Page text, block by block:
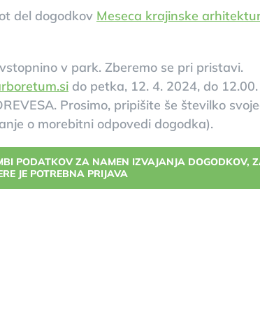
del dogodkov Meseca krajinske
v park. Zberemo se pri pristavi.
do petka, 12. 4. 2024, do
Prosimo, pripišite še številko
o morebitni odpovedi dogodka).
PODATKOV ZA NAMEN IZVAJANJA DOGODKOV,
JE POTREBNA PRIJAVA